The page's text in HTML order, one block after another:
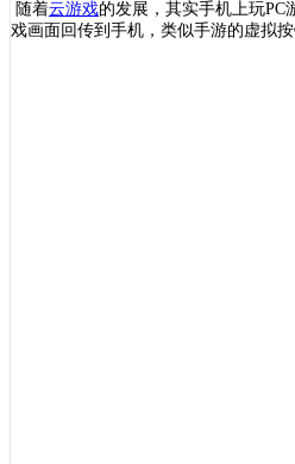
随着云游戏的发展，其实手机上玩PC
戏画面回传到手机，类似手游的虚拟